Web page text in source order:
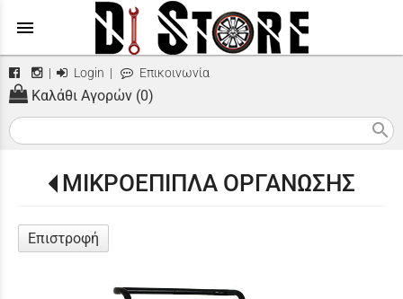
menu
| Login | Επικοινωνία
Καλάθι Αγορών (0)
search
ΜΙΚΡΟΕΠΙΠΛΑ ΟΡΓΑΝΩΣΗΣ
Επιστροφή